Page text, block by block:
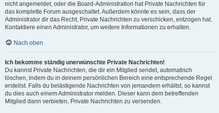
nicht angemeldet, oder die Board-Administration hat Private Nachrichten für
das komplette Forum ausgeschaltet. Außerdem könnte es sein, dass der
Administrator dir das Recht, Private Nachrichten zu verschicken, entzogen hat.
Kontaktiere einen Administrator, um weitere Informationen zu erhalten.
Nach oben
Ich bekomme ständig unerwünschte Private Nachrichten!
Du kannst Private Nachrichten, die dir ein Mitglied sendet, automatisch
löschen, indem du in deinem persönlichen Bereich eine entsprechende Regel
erstellst. Falls du belästigende Nachrichten von jemandem erhältst, so kannst
du dies auch einem Administrator melden. Dieser kann dem betreffenden
Mitglied dann verbieten, Private Nachrichten zu versenden.